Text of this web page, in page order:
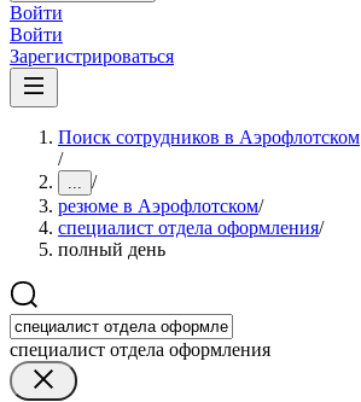
Войти
Войти
Зарегистрироваться
Поиск сотрудников в Аэрофлотском
/
... /
резюме в Аэрофлотском/
специалист отдела оформления/
полный день
специалист отдела оформления